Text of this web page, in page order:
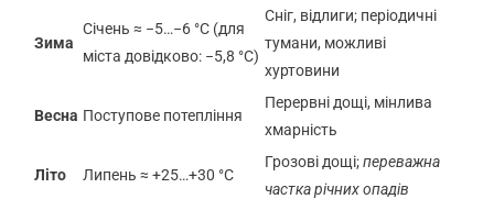
Зима
Січень ≈ −5…−6 °C (для
міста довідково: −5,8 °C)
Сніг, відлиги; періодичні
тумани, можливі
хуртовини
Весна Поступове потепління
Перервні дощі, мінлива
хмарність
Літо Липень ≈ +25…+30 °C
Грозові дощі;переважна
частка річних опадів